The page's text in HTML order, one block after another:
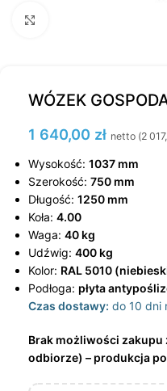
WÓZEK
1 640,00 zł netto (2
Wysokość: 1037 mm
Szerokość: 750 mm
Długość: 1250 mm
Koła: 4.00
Waga: 40 kg
Udźwig: 400 kg
Kolor: RAL 5010
Podłoga: płyta
Czas dostawy: do 10 dni
Brak możliwości zakupu
odbiorze) – produkcja